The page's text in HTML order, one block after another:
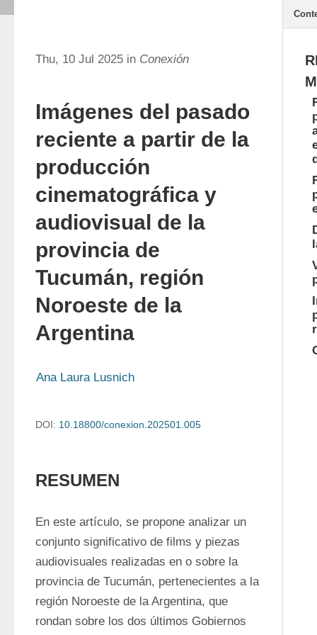
Thu, 10 Jul 2025 in Conexión
Imágenes del pasado
reciente a partir de la
producción
cinematográfica y
audiovisual de la
provincia de
Tucumán, región
Noroeste de la
Argentina
Ana Laura Lusnich
DOI: 10.18800/conexion.202501.005
RESUMEN
En este artículo, se propone analizar un
conjunto significativo de films y piezas
audiovisuales realizadas en o sobre la
provincia de Tucumán, pertenecientes a la
región Noroeste de la Argentina, que
rondan sobre los dos últimos Gobiernos